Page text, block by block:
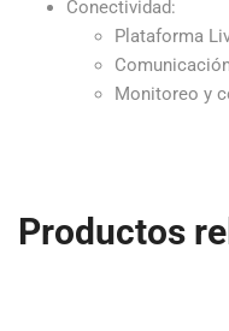
Conectividad:
Plataforma
Monitoreo y
Productos